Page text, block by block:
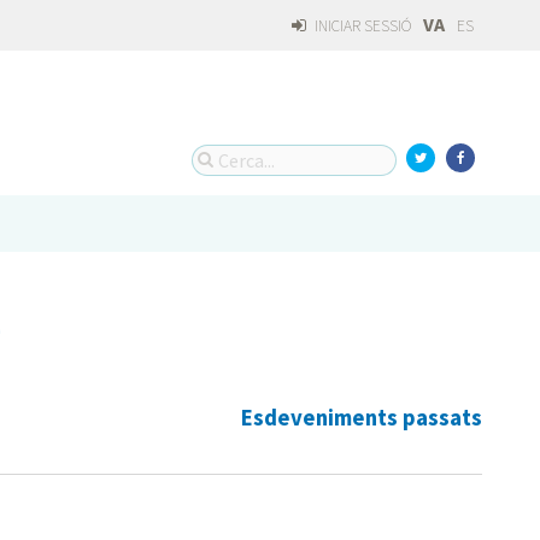
INICIAR SESSIÓ VA ES
Esdeveniments passats